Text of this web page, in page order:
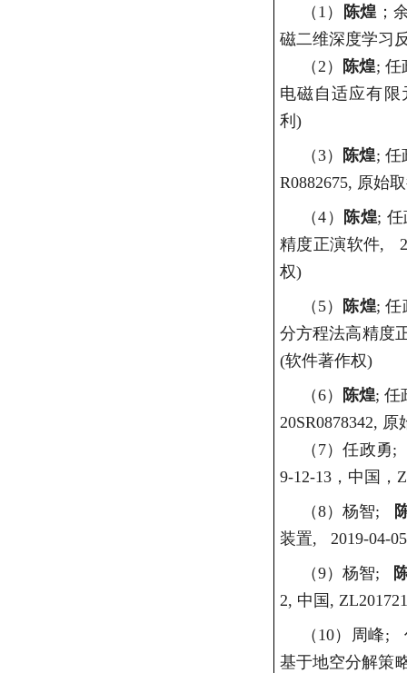
（1） 陈煌；
磁二维深度学习
（2）
陈煌; 任
电磁自适应有
利 )
（3）
陈煌; 任
R0882675, 原始
（4）
陈煌; 任
精度正演软件,
权)
（5）
陈煌;任
分方程法高精度
(软件著作权)
（6）
陈煌; 任
20SR0878342, 原
（7）任政勇
9-12-13，中国，
（8）杨智;
装置, 2019-04-
（9） 杨智;
2, 中国 ,
（10）
周峰;
基于地空分解策